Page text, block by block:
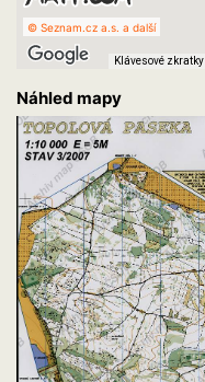
Klávesové zkratky
© Seznam.cz a.s. a další
Náhled mapy